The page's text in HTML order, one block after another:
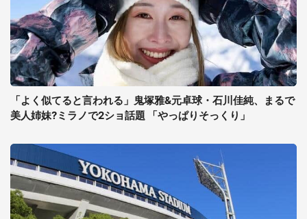
「よく似てると言われる」鬼塚雅&元卓球・石川佳純、まるで
美人姉妹?ミラノで2ショ話題 「やっぱりそっくり」